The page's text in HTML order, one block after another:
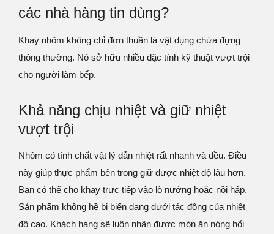
các nhà hàng tin dùng?
Khay nhôm không chỉ đơn thuần là vật dụng chứa đựng
thông thường. Nó sở hữu nhiều đặc tính kỹ thuật vượt trội
cho người làm bếp.
Khả năng chịu nhiệt và giữ nhiệt
vượt trội
Nhôm có tính chất vật lý dẫn nhiệt rất nhanh và đều. Điều
này giúp thực phẩm bên trong giữ được nhiệt độ lâu hơn.
Bạn có thể cho khay trực tiếp vào lò nướng hoặc nồi hấp.
Sản phẩm không hề bị biến dạng dưới tác động của nhiệt
độ cao. Khách hàng sẽ luôn nhận được món ăn nóng hổi